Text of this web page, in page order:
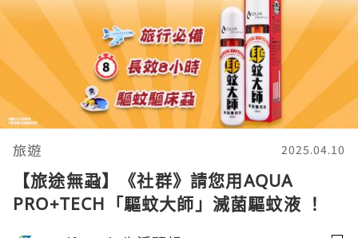
旅遊 2025.04.10
【旅途無蝨】《社群》請您用AQUA
PRO+TECH「驅蚊大師」滅菌驅蚊液 ！